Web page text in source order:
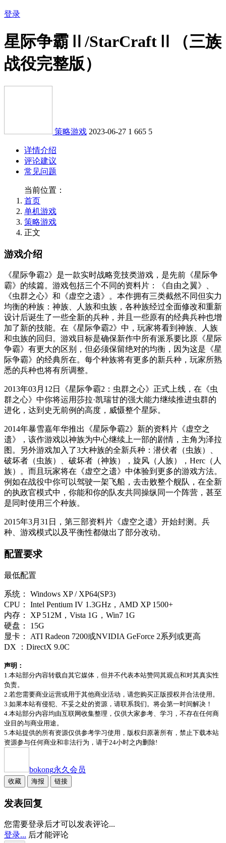
登录
星际争霸Ⅱ/StarCraftⅡ（三族
战役完整版）
策略游戏 2023-06-27 1 665 5
详情介绍
评论建议
常见问题
当前位置：
首页
单机游戏
策略游戏
正文
游戏介绍
《星际争霸2》是一款实时战略竞技类游戏，是先前《星际争
霸》的续篇。游戏包括三个不同的资料片：《自由之翼》、
《虫群之心》和《虚空之遗》。本作拥有三类截然不同但实力
均衡的种族：神族、人族和虫族，各种族经过全面修改和重新
设计后诞生了一些全新的兵种，并且一些原有的经典兵种也增
加了新的技能。在《星际争霸2》中，玩家将看到神族、人族
和虫族的回归。游戏目标是确保新作中所有派系要比原《星际
争霸》有更大的区别，但必须保留绝对的均衡，因为这是《星
际争霸》的经典所在。每个种族将有更多的新兵种，玩家所熟
悉的兵种也将有所调整。
2013年03月12日《星际争霸2：虫群之心》正式上线，在《虫
群之心》中你将运用莎拉·凯瑞甘的强大能力继续推进虫群的
进化，达到史无前例的高度，威慑整个星际。
2014年暴雪嘉年华推出《星际争霸2》新的资料片《虚空之
遗》，该作游戏以神族为中心继续上一部的剧情，主角为泽拉
图。另外游戏加入了3大种族的全新兵种：潜伏者（虫族）、
破坏者（虫族）、破坏者（神族），旋风（人族），Herc（人
族）。而且玩家将在《虚空之遗》中体验到更多的游戏方法。
例如在战役中你可以驾驶一架飞船，去击败整个舰队，在全新
的执政官模式中，你能和你的队友共同操纵同一个阵营，甚至
是同时使用三个种族。
2015年3月31日，第三部资料片《虚空之遗》开始封测。兵
种、游戏模式以及平衡性都做出了部分改动。
配置要求
最低配置
系统： Windows XP / XP64(SP3)
CPU： Intel Pentium IV 1.3GHz，AMD XP 1500+
内存： XP 512M，Vista 1G，Win7 1G
硬盘： 15G
显卡： ATI Radeon 7200或NVIDIA GeForce 2系列或更高
DX ：DirectX 9.0C
声明：
1.本站部分内容转载自其它媒体，但并不代表本站赞同其观点和对其真实性
负责。
2.若您需要商业运营或用于其他商业活动，请您购买正版授权并合法使用。
3.如果本站有侵犯、不妥之处的资源，请联系我们。将会第一时间解决！
4.本站部分内容均由互联网收集整理，仅供大家参考、学习，不存在任何商
业目的与商业用途。
5.本站提供的所有资源仅供参考学习使用，版权归原著所有，禁止下载本站
资源参与任何商业和非法行为，请于24小时之内删除!
bokong永久会员
收藏 海报 链接
发表回复
您需要登录后才可以发表评论...
登录... 后才能评论